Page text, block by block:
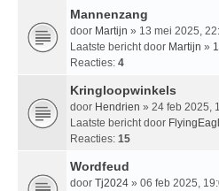
Mannenzang
door Martijn » 13 mei 2025,
Laatste bericht door Martijn »
Reacties: 4
Kringloopwinkels
door Hendrien » 24 feb 2025,
Laatste bericht door
Reacties: 15
Wordfeud
door Tj2024 » 06 feb 2025,